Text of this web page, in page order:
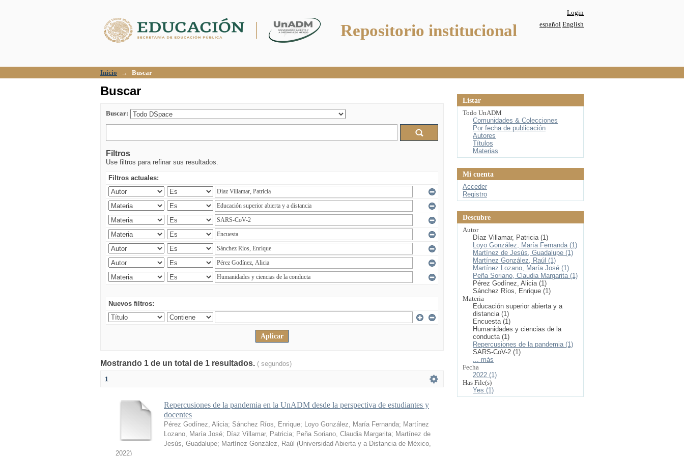
Repositorio institucional
Login
español English
Inicio → Buscar
Buscar
Buscar:
Filtros
Use filtros para refinar sus resultados.
Filtros actuales:
Nuevos filtros:
Mostrando 1 de un total de 1 resultados. ( segundos)
1
Repercusiones de la pandemia en la UnADM desde la perspectiva de estudiantes y
docentes
Pérez Godínez, Alicia; Sánchez Ríos, Enrique; Loyo González, María Fernanda; Martínez
Lozano, María José; Díaz Villamar, Patricia; Peña Soriano, Claudia Margarita; Martínez de
Jesús, Guadalupe; Martínez González, Raúl (Universidad Abierta y a Distancia de México,
2022)
Listar
Todo UnADM
Comunidades & Colecciones
Por fecha de publicación
Autores
Títulos
Materias
Mi cuenta
Acceder
Registro
Descubre
Autor
Díaz Villamar, Patricia (1)
Loyo González, María Fernanda (1)
Martínez de Jesús, Guadalupe (1)
Martínez González, Raúl (1)
Martínez Lozano, María José (1)
Peña Soriano, Claudia Margarita (1)
Pérez Godínez, Alicia (1)
Sánchez Ríos, Enrique (1)
Materia
Educación superior abierta y a
distancia (1)
Encuesta (1)
Humanidades y ciencias de la
conducta (1)
Repercusiones de la pandemia (1)
SARS-CoV-2 (1)
... más
Fecha
2022 (1)
Has File(s)
Yes (1)